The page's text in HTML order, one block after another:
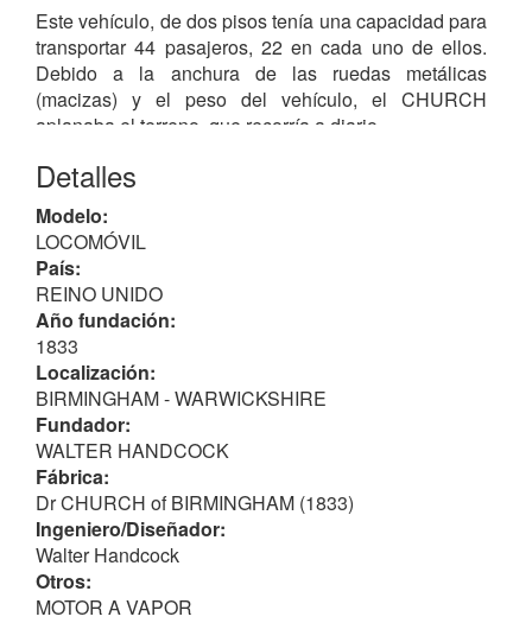
Este vehículo, de dos pisos tenía una capacidad para
transportar 44 pasajeros, 22 en cada uno de ellos.
Debido a la anchura de las ruedas metálicas
(macizas) y el peso del vehículo, el CHURCH
aplanaba el terreno, que recorría a diario.
que estuvo en activo, pero fue la base para que años
después aparecieran las primeras leyes mundiales
de limitación de velocidad. Véase
Red Flag Act
(¹) precedido por el
(²) en 1861 se dictó una nueva ley, "Locomotive Act".
Detalles
Modelo:
LOCOMÓVIL
País:
REINO UNIDO
Año fundación:
1833
Localización:
BIRMINGHAM - WARWICKSHIRE
Fundador:
WALTER HANDCOCK
Fábrica:
Dr CHURCH of BIRMINGHAM (1833)
Ingeniero/Diseñador:
Walter Handcock
Otros:
MOTOR A VAPOR